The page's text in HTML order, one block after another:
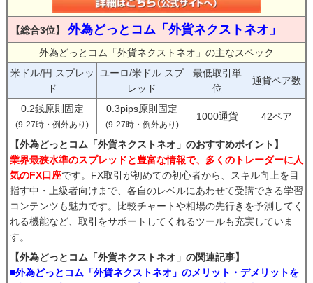
【総合3位】 外為どっとコム「外貨ネクストネオ」
外為どっとコム「外貨ネクストネオ」の主なスペック
米ドル/円 スプレッ
ド
ユーロ/米ドル スプ
レッド
最低取引単
位
通貨ペア数
0.2銭原則固定
(9-27時・例外あり)
0.3pips原則固定
(9-27時・例外あり)
1000通貨 42ペア
【外為どっとコム「外貨ネクストネオ」のおすすめポイント】
業界最狭水準のスプレッドと豊富な情報で、多くのトレーダーに人
気のFX口座です。FX取引が初めての初心者から、スキル向上を目
指す中・上級者向けまで、各自のレベルにあわせて受講できる学習
コンテンツも魅力です。比較チャートや相場の先行きを予測してく
れる機能など、取引をサポートしてくれるツールも充実していま
す。
【外為どっとコム「外貨ネクストネオ」の関連記事】
■外為どっとコム「外貨ネクストネオ」のメリット・デメリットを